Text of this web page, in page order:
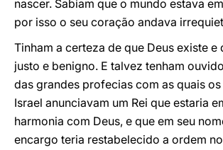
nascer. Sabiam que o mundo estava
por isso o seu coração andava
Tinham a certeza de que Deus existe e
justo e benigno. E talvez tenham
das grandes profecias com as quais
Israel anunciavam um Rei que estaria
harmonia com Deus, e que em seu
encargo teria restabelecido a ordem